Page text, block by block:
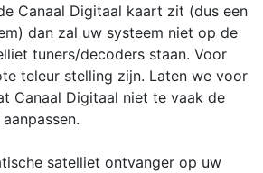
Canaal Digitaal kaart zit (dus een
dan zal uw systeem niet op de
tuners/decoders staan. Voor
teleur stelling zijn. Laten we voor
Canaal Digitaal niet te vaak de
satelliet ontvanger op uw